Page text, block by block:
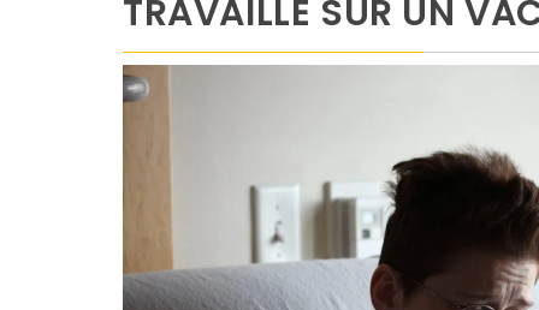
TRAVAILLE SUR UN